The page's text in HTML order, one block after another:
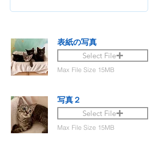
表紙の写真
Select File
Max File Size 15MB
写真２
Select File
Max File Size 15MB